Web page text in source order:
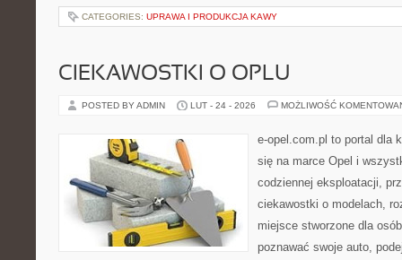
CATEGORIES: UPRAWA I PRODUKCJA KAWY
CIEKAWOSTKI O OPLU
POSTED BY ADMIN LUT - 24 - 2026 MOŻLIWOŚĆ
e-opel.com.pl to portal dla
się na marce Opel i
codziennej eksploatacji,
ciekawostki o modelach,
miejsce stworzone dla
poznawać swoje auto,